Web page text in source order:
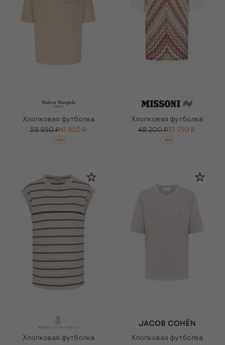
Хлопковая футболка
59 950 ₽41 950 ₽
-30%
Хлопковая футболка
48 200 ₽33 750 ₽
-30%
Хлопковая футболка
Хлопковая футболка